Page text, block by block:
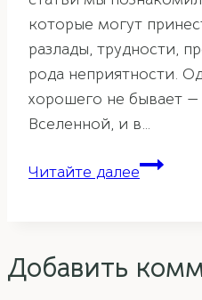
которые могут
разлады, трудности,
рода неприятности.
хорошего не бывает —
Вселенной, и в…
Читайте далееФэн-
звезд
Добавить